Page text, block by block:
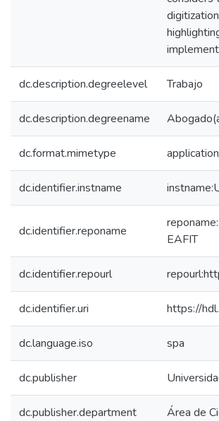
dc.description.degreelevel Trabajo
dc.description.degreename
dc.format.mimetype
dc.identifier.instname
dc.identifier.reponame
EAFIT
dc.identifier.repourl
dc.identifier.uri https://
dc.language.iso spa
dc.publisher
dc.publisher.department Área de